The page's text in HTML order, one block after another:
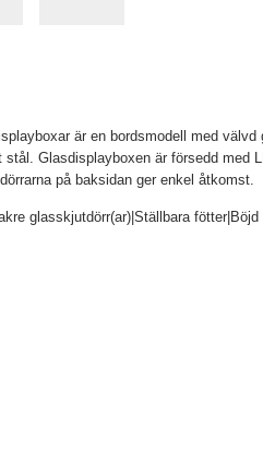
är en bordsmodell med
Glasdisplayboxen är försedd med
på baksidan ger enkel åtkomst.
glasskjutdörr(ar)|Ställbara